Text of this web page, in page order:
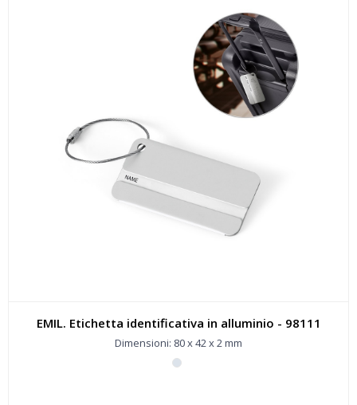
EMIL. Etichetta identificativa in alluminio - 98111
Dimensioni: 80 x 42 x 2 mm